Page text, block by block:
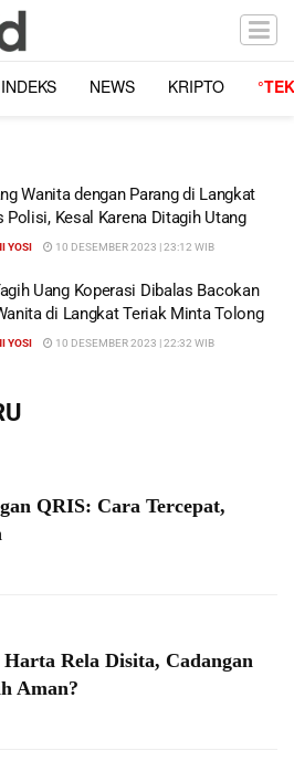
INDEKS NEWS KRIPTO
Wanita dengan Parang di Langkat
Polisi, Kesal Karena Ditagih Utang
YOSI 10 DESEMBER 2023 | 23:12 WIB
Uang Koperasi Dibalas Bacokan
di Langkat Teriak Minta Tolong
YOSI 10 DESEMBER 2023 | 22:32 WIB
QRIS: Cara Tercepat,
Rela Disita, Cadangan
Aman?